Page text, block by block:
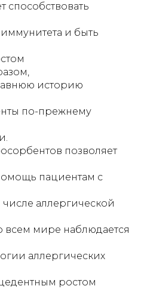
и быть
историю
по-прежнему
позволяет
пациентам с
аллергической
всем мире наблюдается
аллергических
ростом